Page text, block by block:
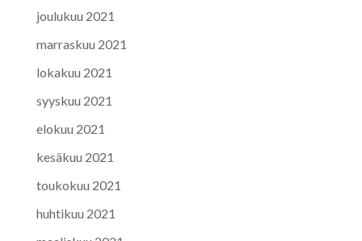
joulukuu 2021
marraskuu 2021
lokakuu 2021
syyskuu 2021
elokuu 2021
kesäkuu 2021
toukokuu 2021
huhtikuu 2021